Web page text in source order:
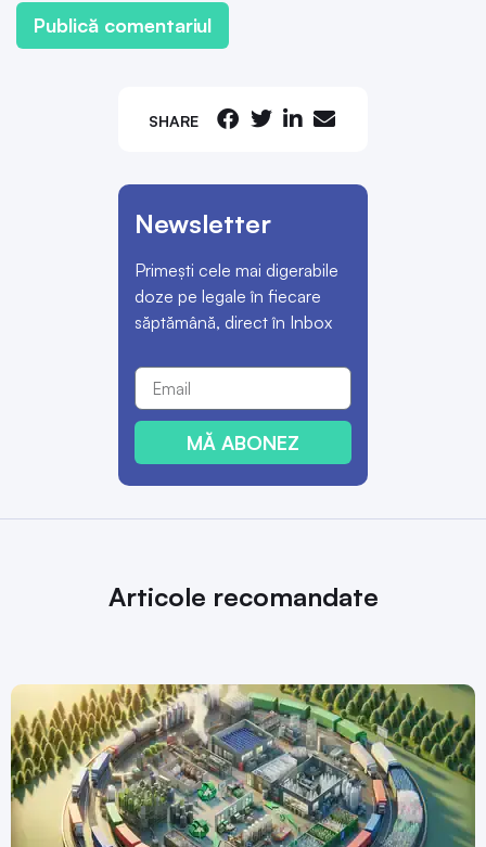
SHARE
Newsletter
Primești cele mai digerabile
doze pe legale în fiecare
săptămână, direct în Inbox
MĂ ABONEZ
Articole recomandate